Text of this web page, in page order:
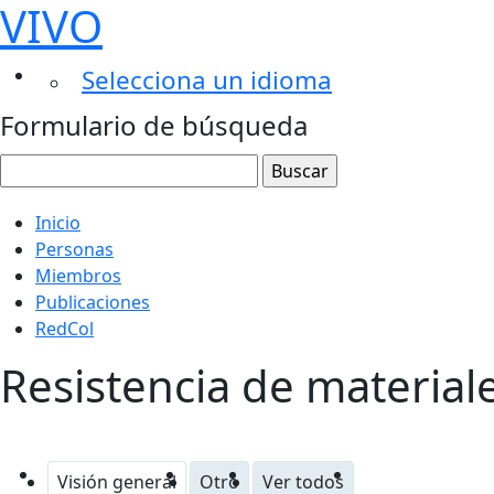
VIVO
Selecciona un idioma
Formulario de búsqueda
Inicio
Personas
Miembros
Publicaciones
RedCol
Resistencia de
Visión general Otro Ver todos